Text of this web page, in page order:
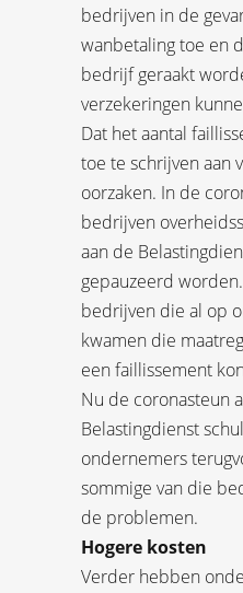
bedrijven in de
wanbetaling toe en
bedrijf geraakt
verzekeringen
Dat het aantal
toe te schrijven aan
oorzaken. In de
bedrijven
aan de
gepauzeerd
bedrijven die al op
kwamen die
een faillissement
Nu de coronasteun
Belastingdienst
ondernemers
sommige van die
de problemen.
Hogere kosten
Verder hebben